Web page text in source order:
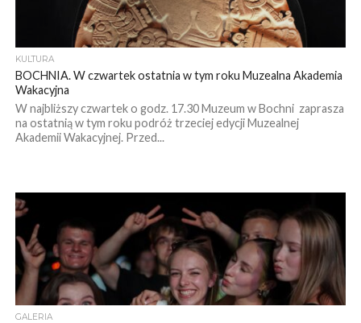
KULTURA
BOCHNIA. W czwartek ostatnia w tym roku Muzealna Akademia
Wakacyjna
W najbliższy czwartek o godz. 17.30 Muzeum w Bochni zaprasza
na ostatnią w tym roku podróż trzeciej edycji Muzealnej
Akademii Wakacyjnej. Przed...
GALERIA